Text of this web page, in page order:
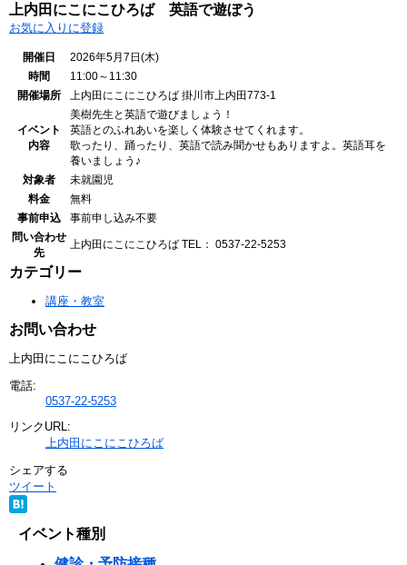
上内田にこにこひろば 英語で遊ぼう
お気に入りに登録
開催日
2026年5月7日(木)
時間
11:00～11:30
開催場所
上内田にこにこひろば 掛川市上内田773-1
イベント
内容
美樹先生と英語で遊びましょう！
英語とのふれあいを楽しく体験させてくれます。
歌ったり、踊ったり、英語で読み聞かせもありますよ。英語耳を
養いましょう♪
対象者
未就園児
料金
無料
事前申込
事前申し込み不要
問い合わせ
先
上内田にこにこひろば TEL： 0537-22-5253
カテゴリー
講座・教室
お問い合わせ
上内田にこにこひろば
電話:
0537-22-5253
リンクURL:
上内田にこにこひろば
シェアする
ツイート
イベント種別